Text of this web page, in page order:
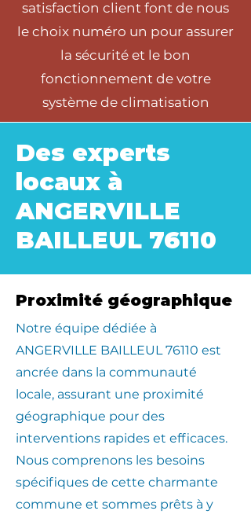
satisfaction client font de nous
le choix numéro un pour assurer
la sécurité et le bon
fonctionnement de votre
système de climatisation
Des experts
locaux à
ANGERVILLE
BAILLEUL 76110
Proximité géographique
​Notre équipe dédiée à
ANGERVILLE BAILLEUL 76110 est
ancrée dans la communauté
locale, assurant une proximité
géographique pour des
interventions rapides et efficaces.
Nous comprenons les besoins
spécifiques de cette charmante
commune et sommes prêts à y